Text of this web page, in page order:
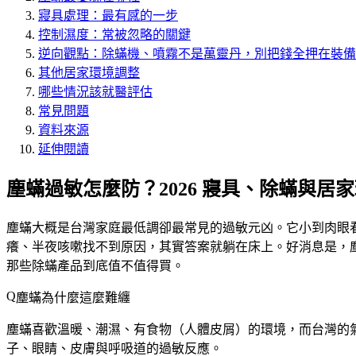
寢具處理：最有感的一步
控制濕度：常被忽略的關鍵
逆向觀點：除蟎機、噴霧不是萬靈丹，別把錢全押在裝
其他居家環境調整
哪些情況該就醫評估
常見問題
資料來源
延伸閱讀
塵蟎過敏怎麼防？2026 寢具、除蟎與居
塵蟎大概是台灣家庭最低調卻最常見的過敏元凶。它小到肉
癢、半夜咳嗽找不到原因，其實答案就躺在床上。好消息是
那些除蟎產品到底值不值得買。
塵蟎為什麼這麼難纏
塵蟎喜歡溫暖、潮濕、有食物（人體皮屑）的環境，而台灣
子、眼睛、皮膚與呼吸道的過敏反應。